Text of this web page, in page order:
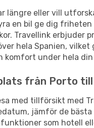
längre eller vill
en bil ge dig friheten
Travellink erbjuder
hela Spanien, vilket
komfort under hela din
från Porto till
med tillförsikt med
jämför de
som hotell